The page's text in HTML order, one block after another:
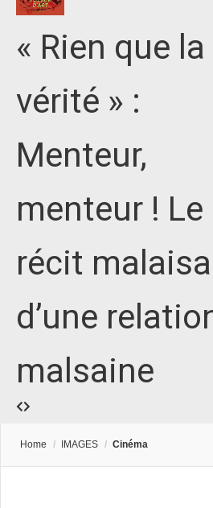
« Rien que la
vérité » :
Menteur,
menteur ! Le
récit
d’une
malsaine
Home / IMAGES / Cinéma